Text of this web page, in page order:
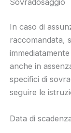
In caso di
raccomandata,
anche in
specifici di
seguire le
Data di